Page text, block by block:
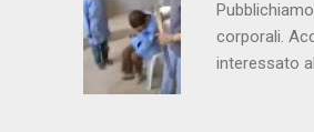
corporali.
interessato
state